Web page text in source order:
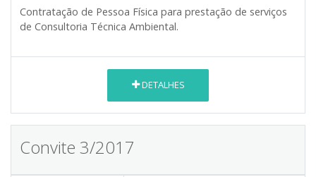
Contratação de Pessoa Física para prestação de serviços
de Consultoria Técnica Ambiental.
DETALHES
Convite 3/2017